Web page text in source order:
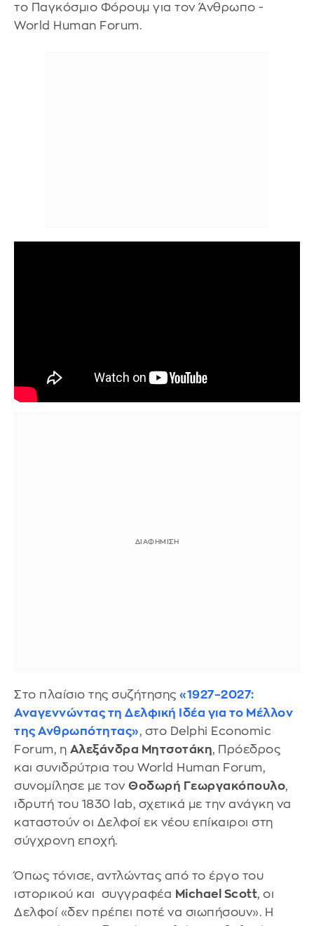
το Παγκόσμιο Φόρουμ για τον Άνθρωπο -
World Human Forum.
Στο πλαίσιο της συζήτησης «1927–2027:
Αναγεννώντας τη Δελφική Ιδέα για το Μέλλον
της Ανθρωπότητας», στο Delphi Economic
Forum, η Αλεξάνδρα Μητσοτάκη, Πρόεδρος
και συνιδρύτρια του World Human Forum,
συνομίλησε με τον Θοδωρή Γεωργακόπουλο,
ιδρυτή του 1830 lab, σχετικά με την ανάγκη να
καταστούν οι Δελφοί εκ νέου επίκαιροι στη
σύγχρονη εποχή.
Όπως τόνισε, αντλώντας από το έργο του
ιστορικού και συγγραφέα Michael Scott, οι
Δελφοί «δεν πρέπει ποτέ να σιωπήσουν». Η